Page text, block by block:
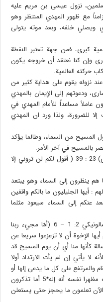
نزول عيسى بن مريم عليه
مع ظهور المهدي المنتظر وهو
ويصلي خلفه، وبعد موته يتولى
كبرى، فمن جهة تعتبر النقطة
وإن كنا نعتقد أن خروجه يكون
حركته العالمية.
نزوله يقوم على هداية كثير من
ودعوتهم إلى الإيمان بالمهدي
عاملاً مساعداً للأمام المهدي في
للضرورة، ولذا ورد ان المهدي
من السماء، وطالما يؤكد
بالمسيح في آخر الأمر.
ومن هذه النصوص ما ورد في (إنجيل متى) 23 : 39 ( أقول لكم لن تروني إلا
الرسل) 1: 10-11 ( وبينما هم ينظرون إلى السماء وهو يبتعد
: أيها الجليليون ما بالكم واقفين
عنكم إلى السماء سيعود مثلما
وفي (رسالة بولس الثانية) إلى كنيسة تسالونيكي 2: 1 – 6 (أمّا مجيء ربنا
الإخوة أن لا تزعزعوا سريعا عن
كأنها منا أي أن يوم المسيح قد
لا يأتي إن لم يأت الارتداد أولا
إنسان الخطية ابن الهلاك*4 المقام والمرتفع على كل ما يدعى إلها أو
معبودا حتى إنه يجلس في هيكل الله كإله مظهرا نفسه أنه إله*5 أما تذكرون
وأنا بعد عندكم كنت أقول لكم هذا*6 والآن تعلمون ما يحجز حتى يستعلن